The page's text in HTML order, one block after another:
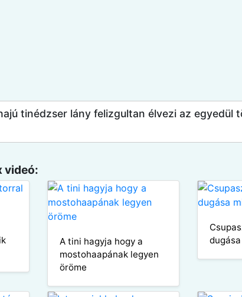
tinédzser lány felizgultan élvezi az egyedül
videó:
A tini hagyja hogy a
mostohaapának legyen
öröme